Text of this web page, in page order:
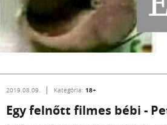
2019.08.09. Kategória: 18+
Egy felnőtt filmes bébi -